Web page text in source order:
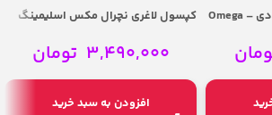
مکمل امگا 3 اف ای 60 عددی – Omega
کپسول لاغری نچرال مکس اسلیمینگ
Advanced
3,490,000 تومان
افزودن به سبد خرید